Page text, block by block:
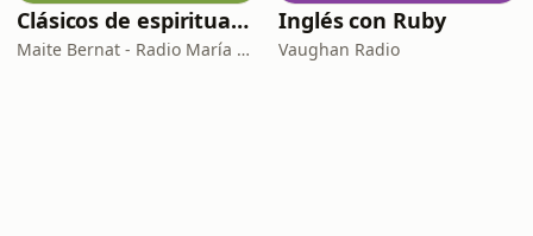
Clásicos de espiritualidad: El combate espiritual
Maite Bernat - Radio María ESP
Inglés con Ruby
Vaughan Radio